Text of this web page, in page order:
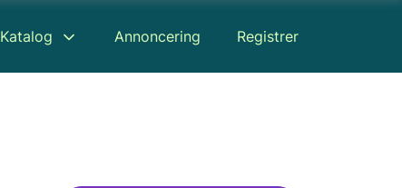
Katalog Annoncering Registrer